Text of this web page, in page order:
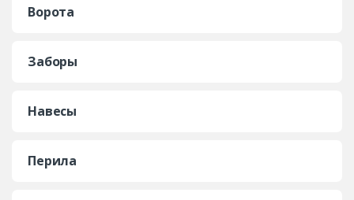
Ворота
Заборы
Навесы
Перила